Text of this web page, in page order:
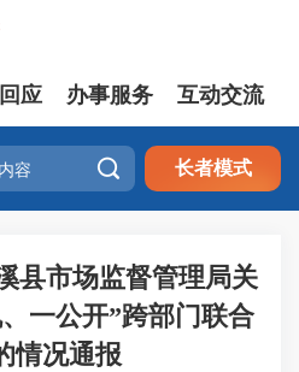
应 办事服务 互动交流
 长者模式
县市场监督管理局关
一公开”跨部门联合
情况通报